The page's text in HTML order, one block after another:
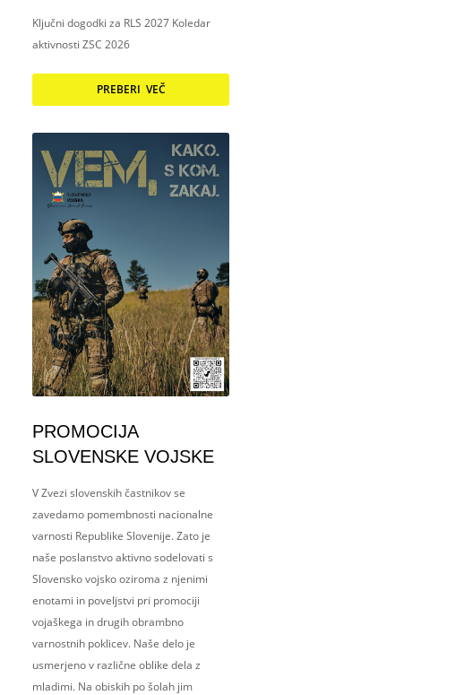
Ključni dogodki za RLS 2027 Koledar
aktivnosti ZSC 2026
PREBERI VEČ
PROMOCIJA
SLOVENSKE VOJSKE
V Zvezi slovenskih častnikov se
zavedamo pomembnosti nacionalne
varnosti Republike Slovenije. Zato je
naše poslanstvo aktivno sodelovati s
Slovensko vojsko oziroma z njenimi
enotami in poveljstvi pri promociji
vojaškega in drugih obrambno
varnostnih poklicev. Naše delo je
usmerjeno v različne oblike dela z
mladimi. Na obiskih po šolah jim